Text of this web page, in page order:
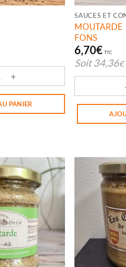
Colza
PANIER
SAUCES ET
FONS
6,70€ TTC
Soit 34,36€
quantité de